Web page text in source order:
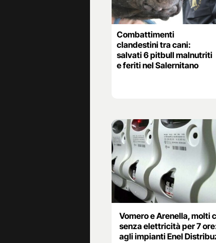
Combattimenti
clandestini tra cani:
salvati 6 pitbull malnutriti
e feriti nel Salernitano
Vomero e Arenella, molti
senza elettricità per 7
agli impianti Enel